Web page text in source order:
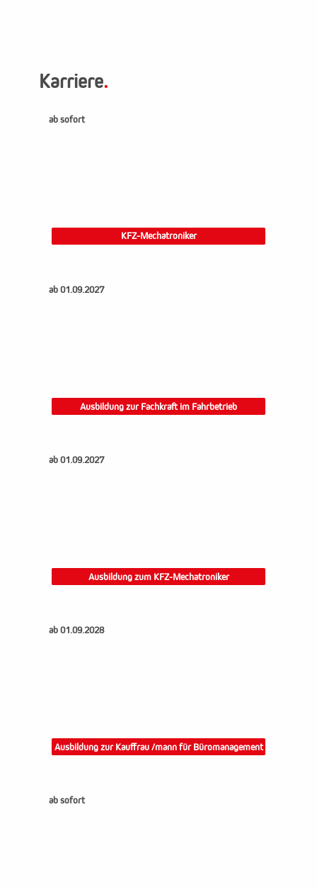
Karriere.
ab sofort
KFZ-Mechatroniker
ab 01.09.2027
Ausbildung zur Fachkraft im Fahrbetrieb
ab 01.09.2027
Ausbildung zum KFZ-Mechatroniker
ab 01.09.2028
Ausbildung zur Kauffrau /mann für Büromanagement
ab sofort